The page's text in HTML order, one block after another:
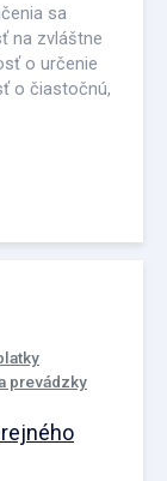
sa
na zvláštne
o určenie
o čiastočnú,
prevádzky